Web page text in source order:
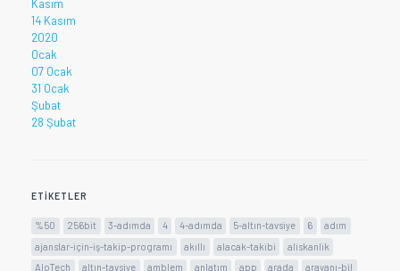
Kasım
14 Kasım
2020
Ocak
07 Ocak
31 Ocak
Şubat
28 Şubat
ETIKETLER
%50 256bit 3-adımda 4 4-adımda 5-altın-tavsiye 6
adım
ajanslar-için-iş-takip-programı
akıllı alacak-takibi
aliskanlik
AloTech
altın-tavsiye amblem anlatım app arada
arayanı-bil